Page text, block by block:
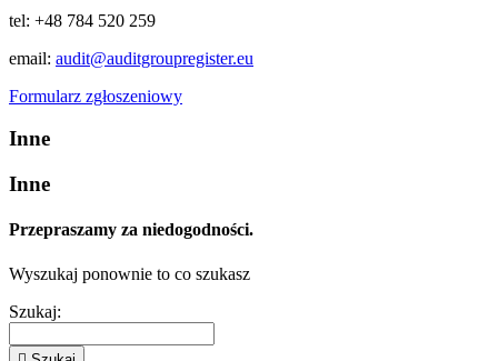
tel: +48 784 520 259
email: audit@auditgroupregister.eu
Formularz zgłoszeniowy
Inne
Inne
Przepraszamy za niedogodności.
Wyszukaj ponownie to co szukasz
Szukaj: